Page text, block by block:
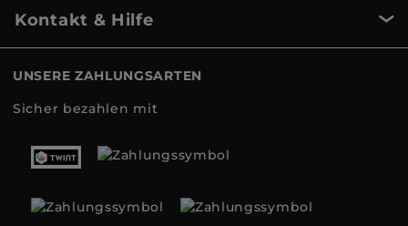
Kontakt & Hilfe
UNSERE ZAHLUNGSARTEN
Sicher bezahlen mit